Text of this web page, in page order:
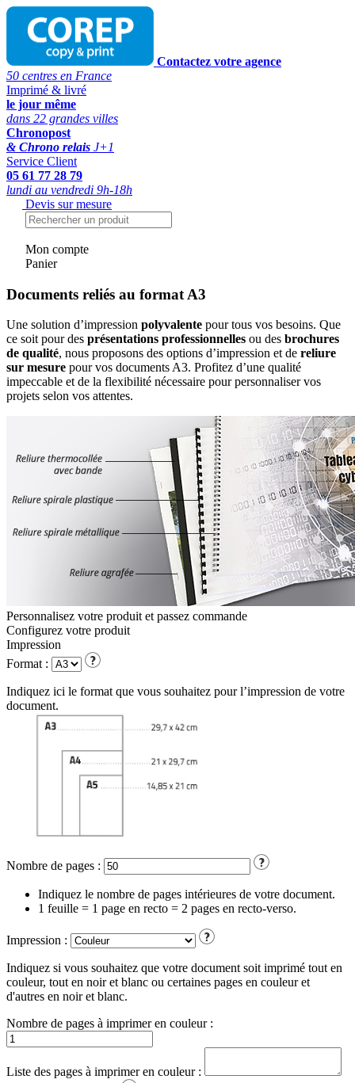
Contactez votre agence
50 centres en France
Imprimé & livré
le jour même
dans 22 grandes villes
Chronopost
& Chrono relais J+1
Service Client
05 61 77 28 79
lundi au vendredi 9h-18h
Devis sur mesure
Mon compte
Panier
Documents reliés au format A3
Une solution d’impression polyvalente pour tous vos besoins. Que
ce soit pour des présentations professionnelles ou des brochures
de qualité, nous proposons des options d’impression et de reliure
sur mesure pour vos documents A3. Profitez d’une qualité
impeccable et de la flexibilité nécessaire pour personnaliser vos
projets selon vos attentes.
Personnalisez votre produit et passez commande
Configurez votre produit
Impression
Format :
Indiquez ici le format que vous souhaitez pour l’impression de votre
document.
Nombre de pages :
Indiquez le nombre de pages intérieures de votre document.
1 feuille = 1 page en recto = 2 pages en recto-verso.
Impression :
Indiquez si vous souhaitez que votre document soit imprimé tout en
couleur, tout en noir et blanc ou certaines pages en couleur et
d'autres en noir et blanc.
Nombre de pages à imprimer en couleur :
Liste des pages à imprimer en couleur :